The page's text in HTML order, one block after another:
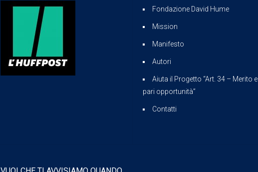
Fondazione David Hume
Mission
Manifesto
Autori
Aiuta il Progetto “Art. 34 – Merito e
pari opportunità”
Contatti